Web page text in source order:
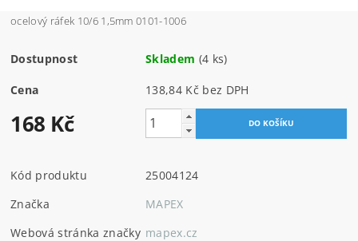
ocelový ráfek 10/6 1,5mm 0101-1006
Dostupnost Skladem (4 ks)
Cena 138,84 Kč bez DPH
168 Kč
Kód produktu
25004124
Značka
MAPEX
Webová stránka značky mapex.cz